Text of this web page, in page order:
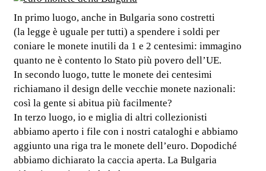
In primo luogo, anche in Bulgaria sono costretti
(la legge è uguale per tutti) a spendere i soldi per
coniare le monete inutili da 1 e 2 centesimi: immagino
quanto ne è contento lo Stato più povero dell’UE.
In secondo luogo, tutte le monete dei centesimi
richiamano il design delle vecchie monete nazionali:
così la gente si abitua più facilmente?
In terzo luogo, io e miglia di altri collezionisti
abbiamo aperto i file con i nostri cataloghi e abbiamo
aggiunto una riga tra le monete dell’euro. Dopodiché
abbiamo dichiarato la caccia aperta. La Bulgaria